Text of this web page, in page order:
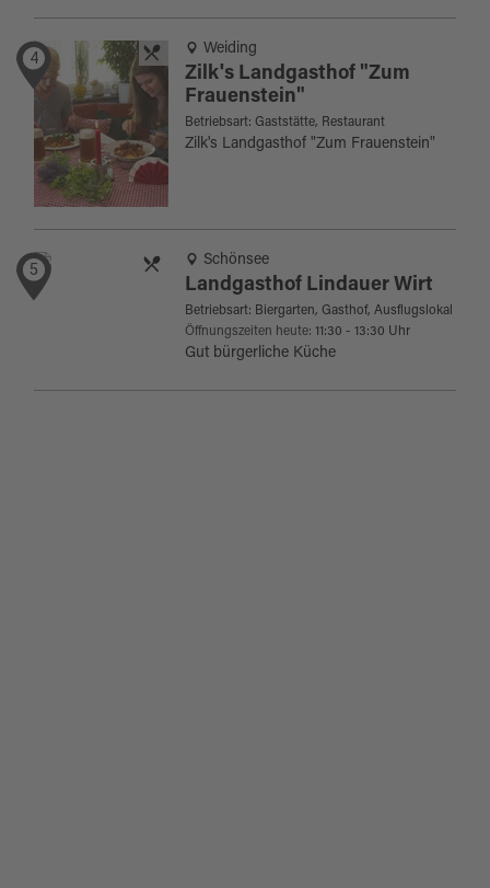
4 Weiding
Zilk's Landgasthof "Zum
Frauenstein"
Zilk's Landgasthof "Zum Frauenstein"
Betriebsart: Gaststätte, Restaurant
5 Schönsee
Landgasthof Lindauer Wirt
Gut bürgerliche Küche
Betriebsart: Biergarten, Gasthof, Ausflugslokal
Öffnungszeiten heute:11:30 - 13:30 Uhr